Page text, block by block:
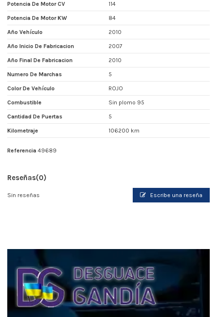
Potencia De Motor CV 114
Potencia De Motor KW 84
Año Vehículo 2010
Año Inicio De Fabricacion 2007
Año Final De Fabricacion 2010
Numero De Marchas 5
Color De Vehículo ROJO
Combustible Sin plomo 95
Cantidad De Puertas 5
Kilometraje 106200 km
Referencia 49689
Reseñas(0)
Sin reseñas Escribe una reseña